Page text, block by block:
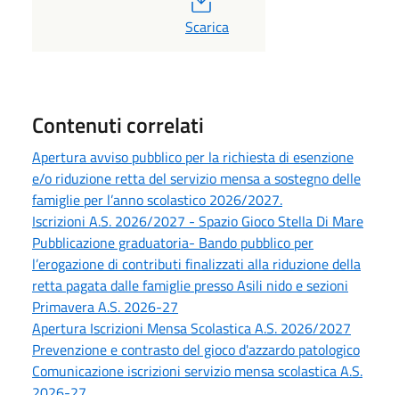
PDF
Scarica
Contenuti correlati
Apertura avviso pubblico per la richiesta di esenzione
e/o riduzione retta del servizio mensa a sostegno delle
famiglie per l’anno scolastico 2026/2027.
Iscrizioni A.S. 2026/2027 - Spazio Gioco Stella Di Mare
Pubblicazione graduatoria- Bando pubblico per
l’erogazione di contributi finalizzati alla riduzione della
retta pagata dalle famiglie presso Asili nido e sezioni
Primavera A.S. 2026-27
Apertura Iscrizioni Mensa Scolastica A.S. 2026/2027
Prevenzione e contrasto del gioco d'azzardo patologico
Comunicazione iscrizioni servizio mensa scolastica A.S.